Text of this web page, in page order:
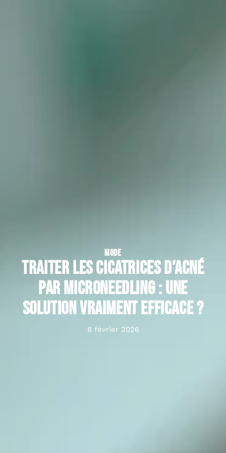
MODE
Traiter les cicatrices d’acné
par microneedling : une
solution vraiment efficace ?
8 février 2026